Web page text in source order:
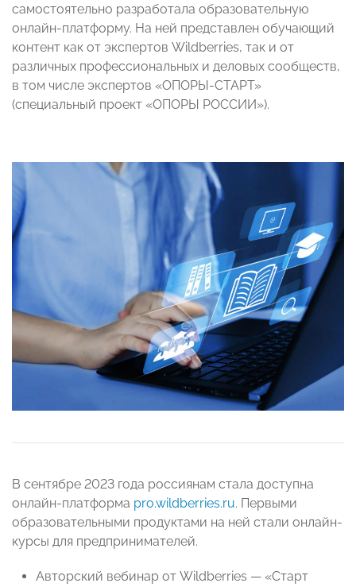
самостоятельно разработала образовательную
онлайн-платформу. На ней представлен обучающий
контент как от экспертов Wildberries, так и от
различных профессиональных и деловых сообществ,
в том числе экспертов «ОПОРЫ-СТАРТ»
(специальный проект «ОПОРЫ РОССИИ»).
В сентябре 2023 года россиянам стала доступна
онлайн-платформа pro.wildberries.ru. Первыми
образовательными продуктами на ней стали онлайн-
курсы для предпринимателей.
Авторский вебинар от Wildberries — «Старт